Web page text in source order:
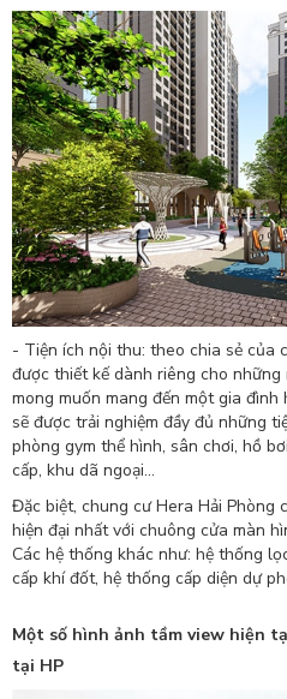
- Tiện ích nội thu: theo chia sẻ của
được thiết kế dành riêng cho
mong muốn mang đến một gia đình
sẽ được trải nghiệm đầy đủ những
phòng gym thể hình, sân chơi, hồ
cấp, khu dã ngoại...
Đặc biệt, chung cư Hera Hải Phòng
hiện đại nhất với chuông cửa màn
Các hệ thống khác như: hệ thống
cấp khí đốt, hệ thống cấp diện dự
Một số hình ảnh tầm view hiện
tại HP